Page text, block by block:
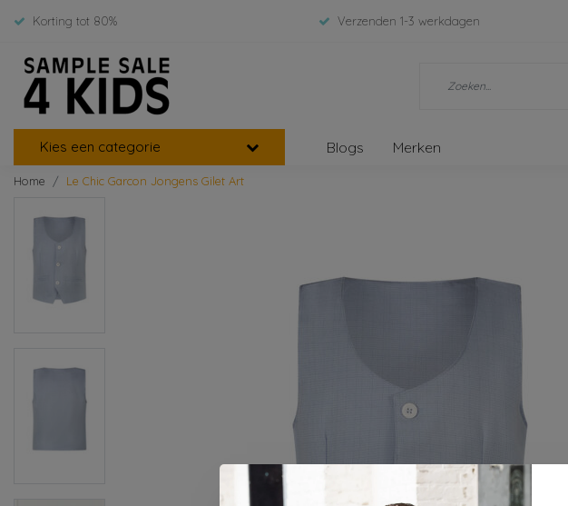
Korting tot 80% Verzenden 1-3 werkdagen
Kies een categorie Blogs Merken
Home Le Chic Garcon Jongens Gilet Art